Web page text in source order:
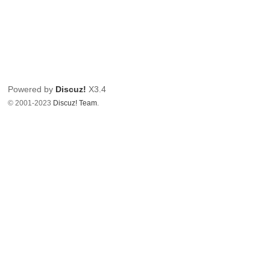
Powered by Discuz! X3.4
© 2001-2023 Discuz! Team